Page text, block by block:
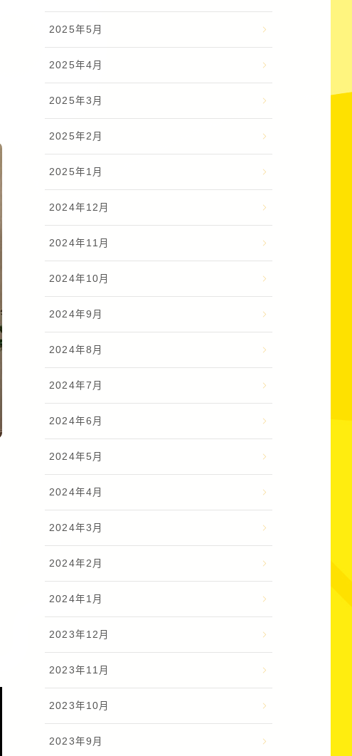
2025年5月
2025年4月
2025年3月
2025年2月
2025年1月
2024年12月
2024年11月
2024年10月
2024年9月
2024年8月
2024年7月
2024年6月
2024年5月
2024年4月
2024年3月
2024年2月
2024年1月
2023年12月
2023年11月
2023年10月
2023年9月